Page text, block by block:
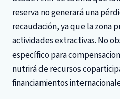
reserva no generará una
recaudación, ya que la zona
actividades extractivas. No
específico para
nutrirá de recursos
financiamientos